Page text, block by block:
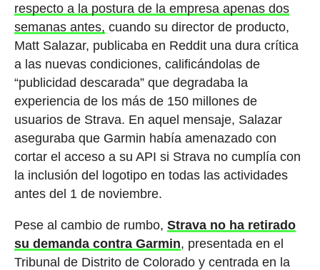
respecto a la postura de la empresa apenas dos
semanas antes, cuando su director de producto,
Matt Salazar, publicaba en Reddit una dura crítica
a las nuevas condiciones, calificándolas de
“publicidad descarada” que degradaba la
experiencia de los más de 150 millones de
usuarios de Strava. En aquel mensaje, Salazar
aseguraba que Garmin había amenazado con
cortar el acceso a su API si Strava no cumplía con
la inclusión del logotipo en todas las actividades
antes del 1 de noviembre.
Pese al cambio de rumbo, Strava no ha retirado
su demanda contra Garmin, presentada en el
Tribunal de Distrito de Colorado y centrada en la